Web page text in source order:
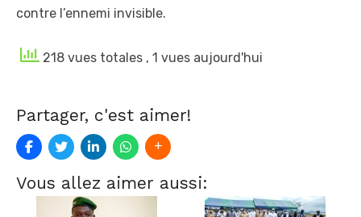
contre l’ennemi invisible.
218 vues totales , 1 vues aujourd'hui
Partager, c'est aimer!
Vous allez aimer aussi: